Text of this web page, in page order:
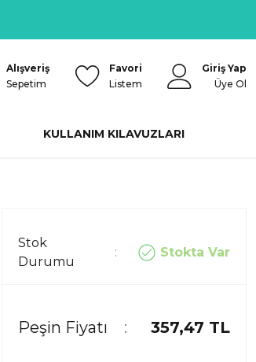
Alışveriş
Sepetim
Favori
Listem
Giriş Yap
Üye Ol
KULLANIM KILAVUZLARI
Stok
Durumu
Stokta Var
Peşin Fiyatı 357,47 TL